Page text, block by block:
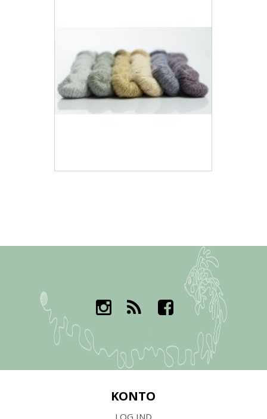
KONTO
LOG IND